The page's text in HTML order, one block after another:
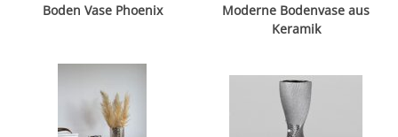
Boden Vase Phoenix
Moderne Bodenvase aus
Keramik